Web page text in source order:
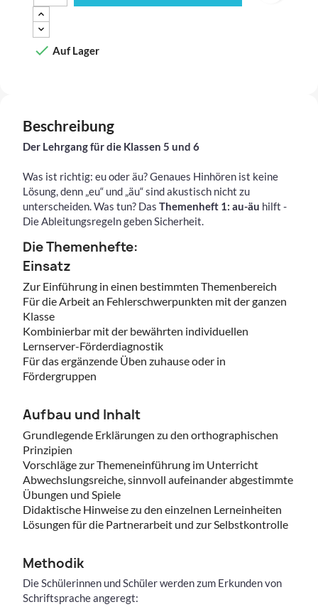
 Auf Lager
Beschreibung
Der Lehrgang für die Klassen 5 und 6
Was ist richtig: eu oder äu? Genaues Hinhören ist keine
Lösung, denn „eu“ und „äu“ sind akustisch nicht zu
unterscheiden. Was tun? Das Themenheft 1: au-äu hilft -
Die Ableitungsregeln geben Sicherheit.
Die Themenhefte:
Einsatz
Zur Einführung in einen bestimmten Themenbereich
Für die Arbeit an Fehlerschwerpunkten mit der ganzen
Klasse
Kombinierbar mit der bewährten individuellen
Lernserver-Förderdiagnostik
Für das ergänzende Üben zuhause oder in
Fördergruppen
Aufbau und Inhalt
Grundlegende Erklärungen zu den orthographischen
Prinzipien
Vorschläge zur Themeneinführung im Unterricht
Abwechslungsreiche, sinnvoll aufeinander abgestimmte
Übungen und Spiele
Didaktische Hinweise zu den einzelnen Lerneinheiten
Lösungen für die Partnerarbeit und zur Selbstkontrolle
Methodik
Die Schülerinnen und Schüler werden zum Erkunden von
Schriftsprache angeregt: